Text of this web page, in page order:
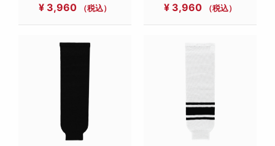
¥ 3,960 （税込）
¥ 3,960 （税込）